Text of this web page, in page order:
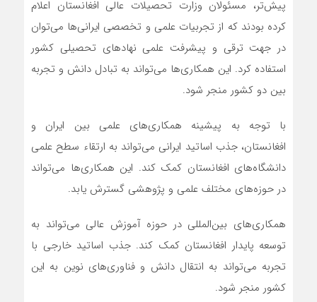
پیش‌تر، مسئولان وزارت تحصیلات عالی افغانستان اعلام
کرده بودند که از تجربیات علمی و تخصصی ایرانی‌ها می‌توان
در جهت ترقی و پیشرفت علمی نهاد‌های تحصیلی کشور
استفاده کرد. این همکاری‌ها می‌تواند به تبادل دانش و تجربه
بین دو کشور منجر شود.
با توجه به پیشینه همکاری‌های علمی بین ایران و
افغانستان، جذب اساتید ایرانی می‌تواند به ارتقاء سطح علمی
دانشگاه‌های افغانستان کمک کند. این همکاری‌ها می‌تواند
در حوزه‌های مختلف علمی و پژوهشی گسترش یابد.
همکاری‌های بین‌المللی در حوزه آموزش عالی می‌تواند به
توسعه پایدار افغانستان کمک کند. جذب اساتید خارجی با
تجربه می‌تواند به انتقال دانش و فناوری‌های نوین به این
کشور منجر شود.